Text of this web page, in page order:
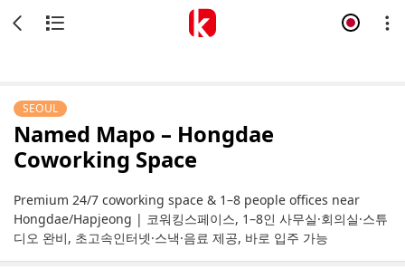
SEOUL
Named Mapo – Hongdae
Coworking Space
Premium 24/7 coworking space & 1–8 people offices near
Hongdae/Hapjeong | 코워킹스페이스, 1–8인 사무실·회의실·스튜
디오 완비, 초고속인터넷·스낵·음료 제공, 바로 입주 가능